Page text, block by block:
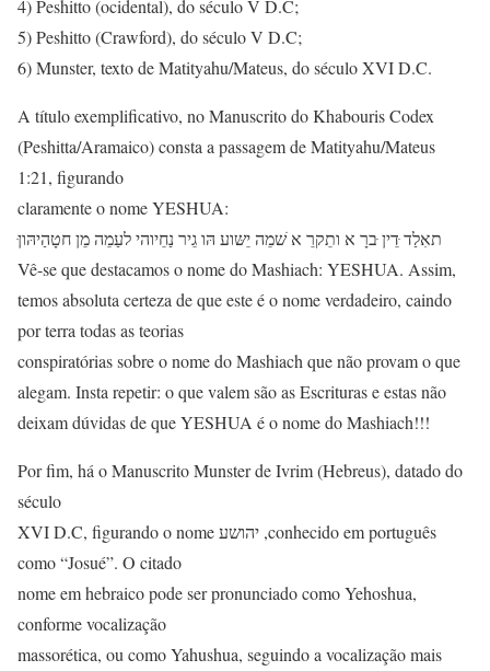
4) Peshitto (ocidental), do século V D.C;
5) Peshitto (Crawford), do século V D.C;
6) Munster, texto de Matityahu/Mateus, do século XVI D.C.
A título exemplificativo, no Manuscrito do Khabouris Codex
(Peshitta/Aramaico) consta a passagem de Matityahu/Mateus
1:21, figurando
claramente o nome YESHUA:
ּתאִלַד ּדֵין ּברָ א ותֵקרֵ א ׁשמֵה יֵשּוע הּו גֵיר נַחֵיוהי לעַמֵה מֵן חטָהַיהּון
Vê-se que destacamos o nome do Mashiach: YESHUA. Assim,
temos absoluta certeza de que este é o nome verdadeiro, caindo
por terra todas as teorias
conspiratórias sobre o nome do Mashiach que não provam o que
alegam. Insta repetir: o que valem são as Escrituras e estas não
deixam dúvidas de que YESHUA é o nome do Mashiach!!!
Por fim, há o Manuscrito Munster de Ivrim (Hebreus), datado do
século
XVI D.C, figurando o nome יהושע ,conhecido em português
como “Josué”. O citado
nome em hebraico pode ser pronunciado como Yehoshua,
conforme vocalização
massorética, ou como Yahushua, seguindo a vocalização mais